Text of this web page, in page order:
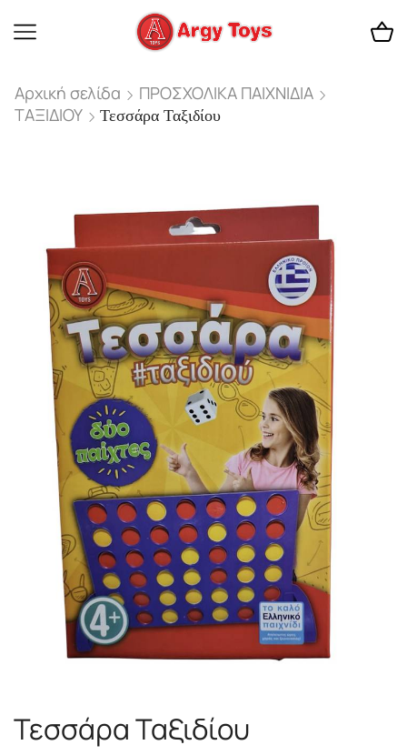
Αρχική σελίδα
ΠΡΟΣΧΟΛΙΚΑ ΠΑΙΧΝΙΔΙΑ
ΤΑΞΙΔΙΟΥ
Τεσσάρα Ταξιδίου
Τεσσάρα Ταξιδίου